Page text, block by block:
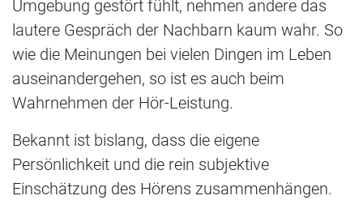
Umgebung gestört fühlt, nehmen andere das
lautere Gespräch der Nachbarn kaum wahr. So
wie die Meinungen bei vielen Dingen im Leben
auseinandergehen, so ist es auch beim
Wahrnehmen der Hör-Leistung.
Bekannt ist bislang, dass die eigene
Persönlichkeit und die rein subjektive
Einschätzung des Hörens zusammenhängen.